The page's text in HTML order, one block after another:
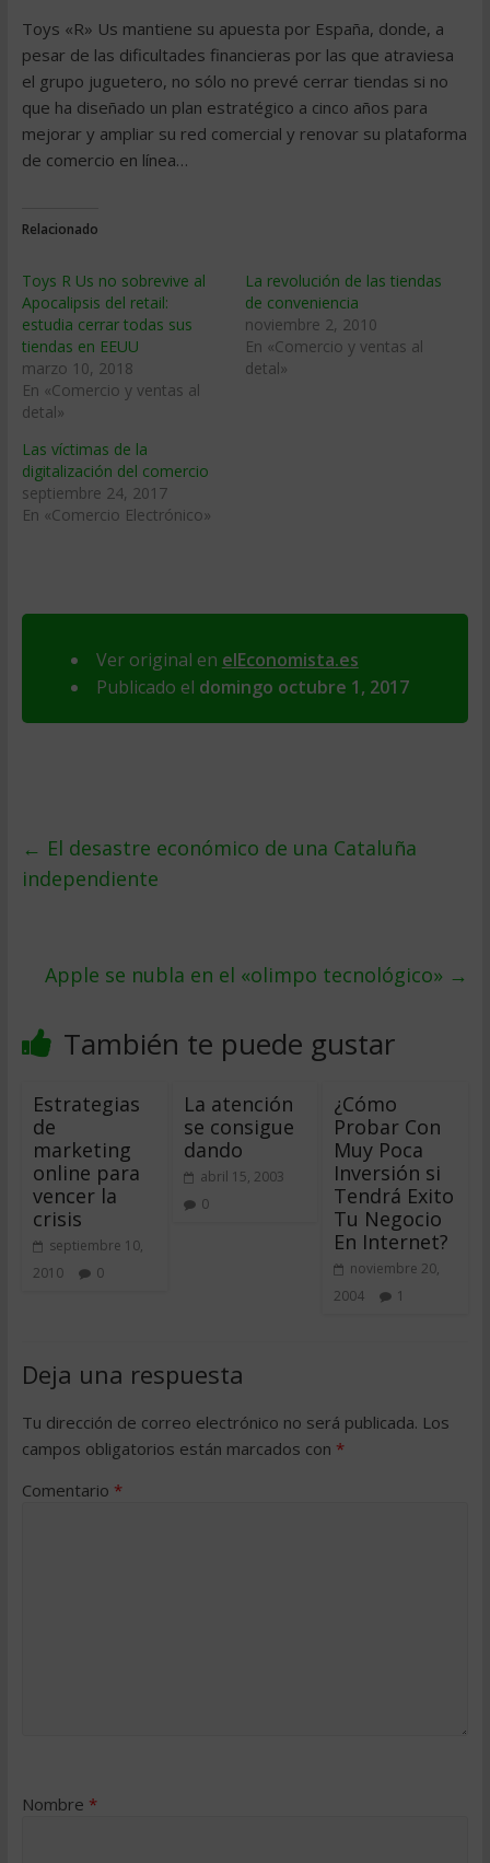
Toys «R» Us mantiene su apuesta por España, donde, a
pesar de las dificultades financieras por las que atraviesa
el grupo juguetero, no sólo no prevé cerrar tiendas si no
que ha diseñado un plan estratégico a cinco años para
mejorar y ampliar su red comercial y renovar su plataforma
de comercio en línea…
Relacionado
Toys R Us no sobrevive al
Apocalipsis del retail:
estudia cerrar todas sus
tiendas en EEUU
marzo 10, 2018
En «Comercio y ventas al
detal»
La revolución de las tiendas
de conveniencia
noviembre 2, 2010
En «Comercio y ventas al
detal»
Las víctimas de la
digitalización del comercio
septiembre 24, 2017
En «Comercio Electrónico»
Ver original en elEconomista.es
Publicado el domingo octubre 1, 2017
← El desastre económico de una Cataluña
independiente
Apple se nubla en el «olimpo tecnológico» →
También te puede gustar
Estrategias
de
marketing
online para
vencer la
crisis
septiembre 10,
2010
0
La atención
se consigue
dando
abril 15, 2003
0
¿Cómo
Probar Con
Muy Poca
Inversión si
Tendrá Exito
Tu Negocio
En Internet?
noviembre 20,
2004
1
Deja una respuesta
Tu dirección de correo electrónico no será publicada. Los
campos obligatorios están marcados con *
Comentario *
Nombre *